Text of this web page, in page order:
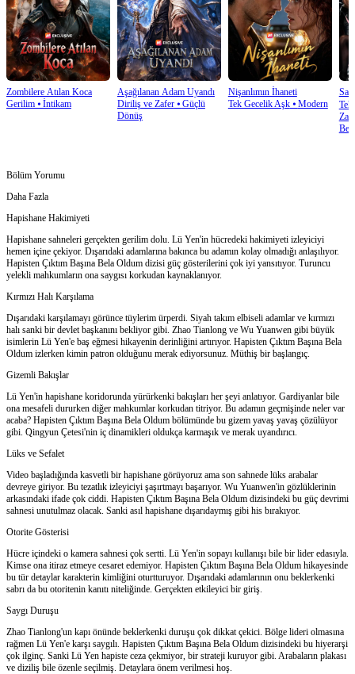
Zombilere Atılan Koca
Gerilim ⦁ İntikam
Aşağılanan Adam Uyandı
Diriliş ve Zafer⦁ Güçlü
Dönüş
Nişanlımın İhaneti
Tek Gecelik Aşk⦁ Modern
Bölüm Yorumu
Daha Fazla
Hapishane Hakimiyeti
Hapishane sahneleri gerçekten gerilim dolu. Lü Yen'in hücredeki hakimiyeti izleyiciyi
hemen içine çekiyor. Dışarıdaki adamlarına bakınca bu adamın kolay olmadığı anlaşılıyor.
Hapisten Çıktım Başına Bela Oldum dizisi güç gösterilerini çok iyi yansıtıyor. Turuncu
yelekli mahkumların ona saygısı korkudan kaynaklanıyor.
Kırmızı Halı Karşılama
Dışarıdaki karşılamayı görünce tüylerim ürperdi. Siyah takım elbiseli adamlar ve kırmızı
halı sanki bir devlet başkanını bekliyor gibi. Zhao Tianlong ve Wu Yuanwen gibi büyük
isimlerin Lü Yen'e baş eğmesi hikayenin derinliğini artırıyor. Hapisten Çıktım Başına Bela
Oldum izlerken kimin patron olduğunu merak ediyorsunuz. Müthiş bir başlangıç.
Gizemli Bakışlar
Lü Yen'in hapishane koridorunda yürürkenki bakışları her şeyi anlatıyor. Gardiyanlar bile
ona mesafeli dururken diğer mahkumlar korkudan titriyor. Bu adamın geçmişinde neler var
acaba? Hapisten Çıktım Başına Bela Oldum bölümünde bu gizem yavaş yavaş çözülüyor
gibi. Qingyun Çetesi'nin iç dinamikleri oldukça karmaşık ve merak uyandırıcı.
Lüks ve Sefalet
Video başladığında kasvetli bir hapishane görüyoruz ama son sahnede lüks arabalar
devreye giriyor. Bu tezatlık izleyiciyi şaşırtmayı başarıyor. Wu Yuanwen'in gözlüklerinin
arkasındaki ifade çok ciddi. Hapisten Çıktım Başına Bela Oldum dizisindeki bu güç devrimi
sahnesi unutulmaz olacak. Sanki asıl hapishane dışarıdaymış gibi his bırakıyor.
Otorite Gösterisi
Hücre içindeki o kamera sahnesi çok sertti. Lü Yen'in sopayı kullanışı bile bir lider edasıyla.
Kimse ona itiraz etmeye cesaret edemiyor. Hapisten Çıktım Başına Bela Oldum hikayesinde
bu tür detaylar karakterin kimliğini oturtturuyor. Dışarıdaki adamlarının onu beklerkenki
sabrı da bu otoritenin kanıtı niteliğinde. Gerçekten etkileyici bir giriş.
Saygı Duruşu
Zhao Tianlong'un kapı önünde beklerkenki duruşu çok dikkat çekici. Bölge lideri olmasına
rağmen Lü Yen'e karşı saygılı. Hapisten Çıktım Başına Bela Oldum dizisindeki bu hiyerarşi
çok ilginç. Sanki Lü Yen hapiste ceza çekmiyor, bir strateji kuruyor gibi. Arabaların plakası
ve diziliş bile özenle seçilmiş. Detaylara önem verilmesi hoş.